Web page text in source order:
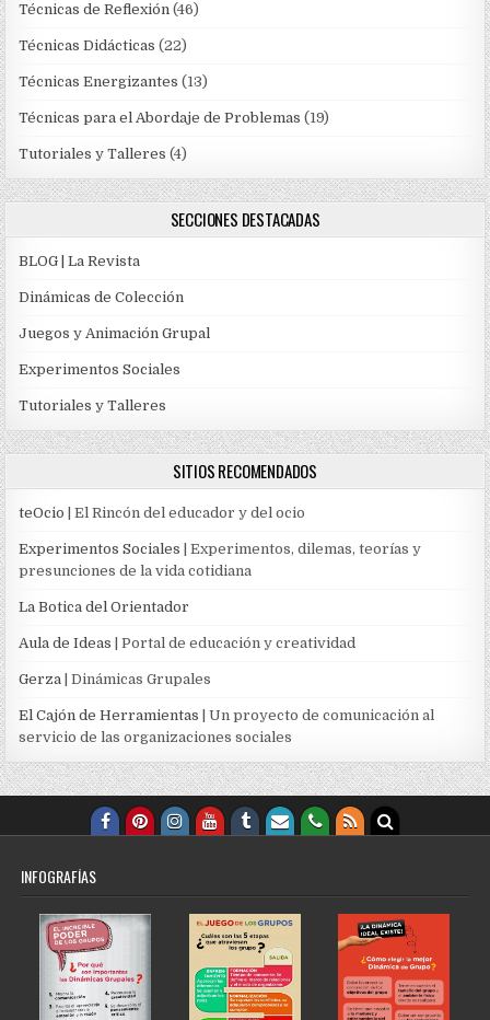
Técnicas de Reflexión (46)
Técnicas Didácticas (22)
Técnicas Energizantes (13)
Técnicas para el Abordaje de Problemas (19)
Tutoriales y Talleres (4)
SECCIONES DESTACADAS
BLOG | La Revista
Dinámicas de Colección
Juegos y Animación Grupal
Experimentos Sociales
Tutoriales y Talleres
SITIOS RECOMENDADOS
teOcio | El Rincón del educador y del ocio
Experimentos Sociales | Experimentos, dilemas, teorías y
presunciones de la vida cotidiana
La Botica del Orientador
Aula de Ideas | Portal de educación y creatividad
Gerza | Dinámicas Grupales
El Cajón de Herramientas | Un proyecto de comunicación al
servicio de las organizaciones sociales
INFOGRAFÍAS